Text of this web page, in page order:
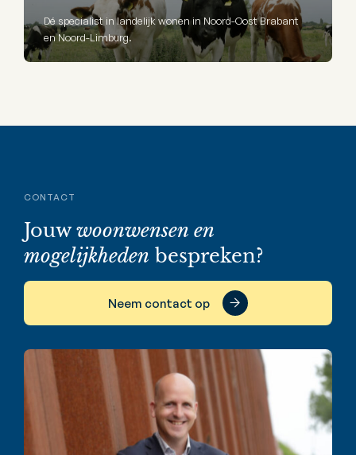
Dé specialist in landelijk wonen in Noord-Oost Brabant
en Noord-Limburg.
CONTACT
Jouwwoonwensen en
mogelijkheden bespreken?
Neem contact op